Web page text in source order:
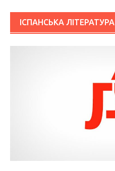
ІСПАНСЬКА ЛІТЕРАТУРА